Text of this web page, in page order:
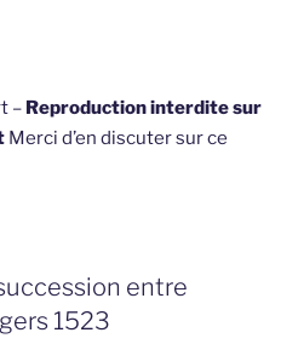
– Reproduction interdite sur
Merci d’en discuter sur ce
entre
1523